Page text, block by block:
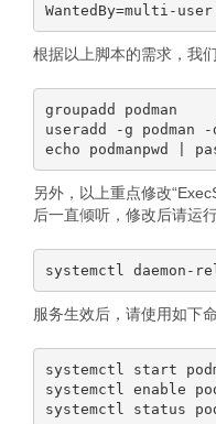
根据以上脚本的需求，我
groupadd podman
useradd -g podman
另外，以上重点修改
后一直倾听，修改后请运
服务生效后，请使用如下
systemctl start
systemctl enable